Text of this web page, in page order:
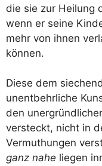
die sie zur Hei­lung
wenn er sei­ne
mehr von ihnen
können.
Die­se dem
unent­behr­li­che
den
ver­steckt, nicht in
Ver­mut­hun­gen
ganz nahe lie­gen